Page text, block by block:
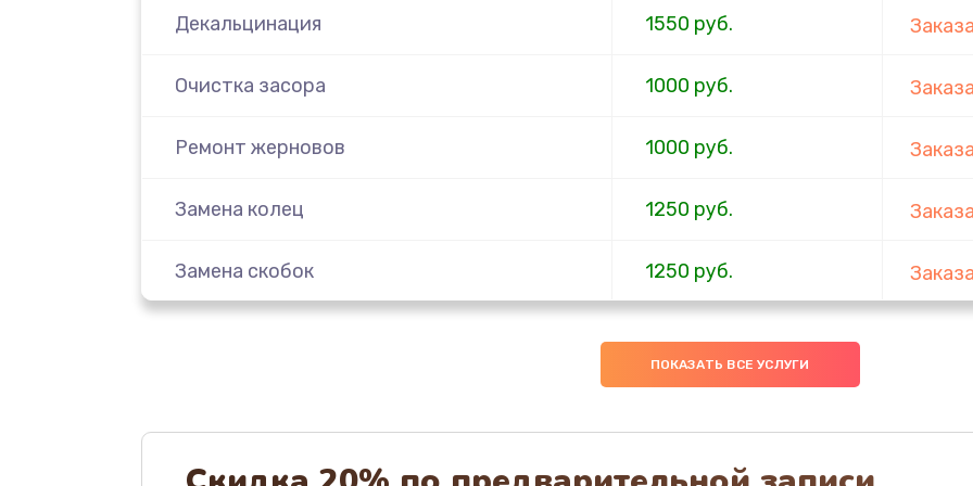
Декальцинация 1550 руб.
Очистка засора 1000 руб.
Ремонт жерновов 1000 руб.
Замена колец 1250 руб.
Замена скобок 1250 руб.
1250 руб.
ПОКАЗАТЬ ВСЕ УСЛУГИ